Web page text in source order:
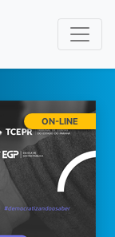
ON-LINE